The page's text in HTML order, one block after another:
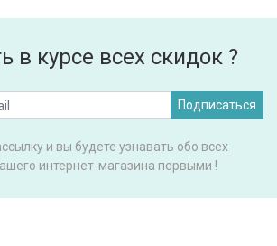
в курсе всех скидок ?
Подписаться
и вы будете узнавать обо всех
интернет-магазина первыми !